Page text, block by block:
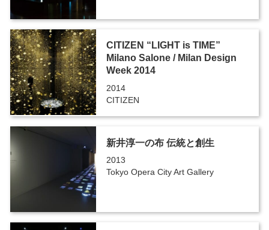
CITIZEN “LIGHT is TIME”
Milano Salone / Milan Design
Week 2014
2014
CITIZEN
新井淳一の布 伝統と創生
2013
Tokyo Opera City Art Gallery